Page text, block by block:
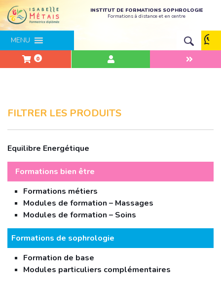
INSTITUT DE FORMATIONS SOPHROLOGIE
Formations à distance et en centre
MENU
0
FILTRER LES PRODUITS
Equilibre Energétique
Formations bien être
Formations métiers
Modules de formation – Massages
Modules de formation – Soins
Formations de sophrologie
Formation de base
Modules particuliers complémentaires